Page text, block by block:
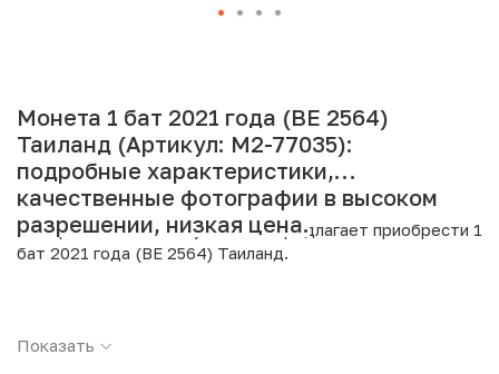
Монета 1 бат 2021 года (BE 2564)
Таиланд (Артикул: M2-77035):
подробные характеристики,
качественные фотографии в высоком
разрешении, низкая цена.
Интернет магазин «Нумизмат» предлагает приобрести 1
бат 2021 года (BE 2564) Таиланд.
Страна: Таиланд
Показать